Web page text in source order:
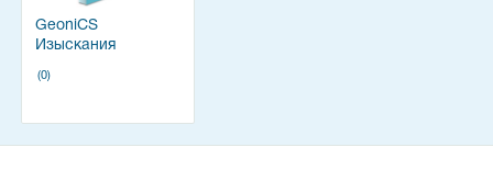
GeoniCS
Изыскания
(0)